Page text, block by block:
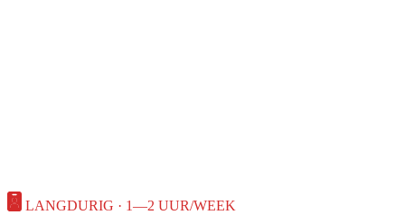
LANGDURIG · 1—2 UUR/WEEK